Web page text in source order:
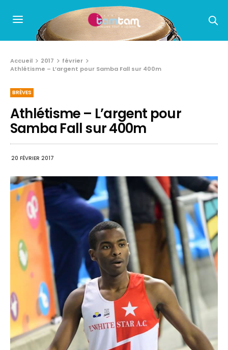
Accueil 2017
février
Athlétisme – L’argent pour Samba Fall sur 400m
BRÈVES
Athlétisme – L’argent pour
Samba Fall sur 400m
20 FÉVRIER 2017